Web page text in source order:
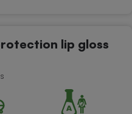
lip gloss